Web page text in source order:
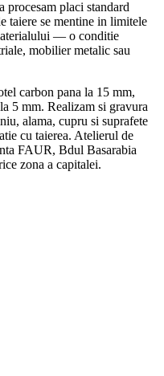
procesam placi standard
taiere se mentine in limitele
— o conditie
mobilier metalic sau
carbon pana la 15 mm,
5 mm. Realizam si gravura
alama, cupru si suprafete
cu taierea. Atelierul de
FAUR, Bdul Basarabia
zona a capitalei.